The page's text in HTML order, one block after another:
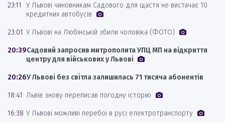
23:11
У Львові чиновникам Садового для щастя не вистачає 10
кредитних автобусів
23:01 У Львові на Любінській збили чоловіка (ФОТО)
20:39Садовий запросив митрополита УПЦ МП на відкриття
центру для військових у Львові
20:26У Львові без світла залишилась 71 тисяча абонентів
18:41 Львів знову переписав погодну історію
16:38 У Львові можливі перебої в русі електротранспорту